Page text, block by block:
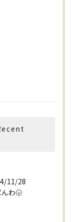
11/28
わ🌝